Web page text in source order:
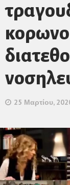
25 Μαρτίου,